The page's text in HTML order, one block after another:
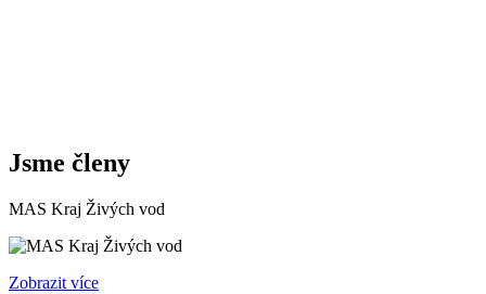
Jsme členy
MAS Kraj Živých vod
Zobrazit více